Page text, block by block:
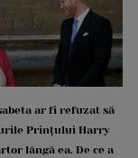
ar fi refuzat să
Prințului Harry
lângă ea. De ce a